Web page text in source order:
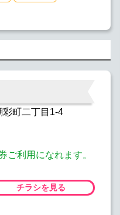
彩町二丁目1-4
ご利用になれます。
チラシを見る